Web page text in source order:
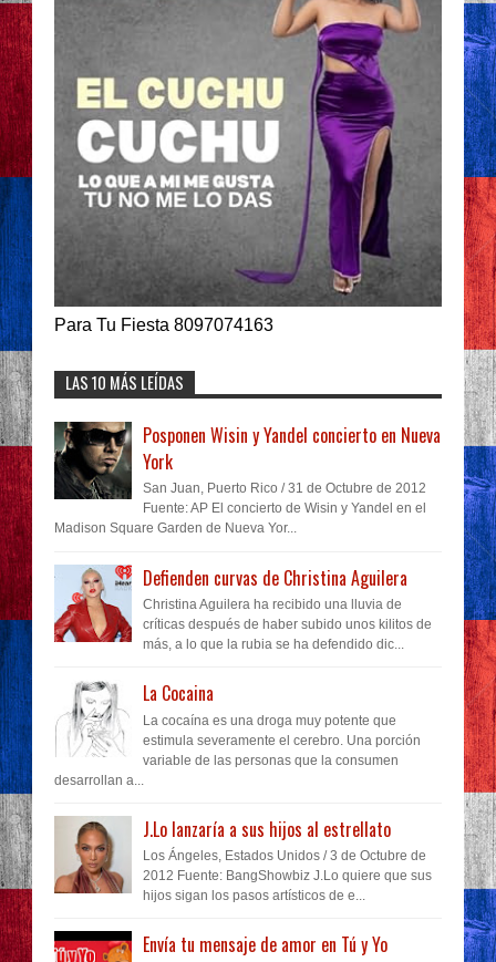
Para Tu Fiesta 8097074163
LAS 10 MÁS LEÍDAS
Posponen Wisin y Yandel concierto en Nueva
York
San Juan, Puerto Rico / 31 de Octubre de 2012
Fuente: AP El concierto de Wisin y Yandel en el
Madison Square Garden de Nueva Yor...
Defienden curvas de Christina Aguilera
Christina Aguilera ha recibido una lluvia de
críticas después de haber subido unos kilitos de
más, a lo que la rubia se ha defendido dic...
La Cocaina
La cocaína es una droga muy potente que
estimula severamente el cerebro. Una porción
variable de las personas que la consumen
desarrollan a...
J.Lo lanzaría a sus hijos al estrellato
Los Ángeles, Estados Unidos / 3 de Octubre de
2012 Fuente: BangShowbiz J.Lo quiere que sus
hijos sigan los pasos artísticos de e...
Envía tu mensaje de amor en Tú y Yo